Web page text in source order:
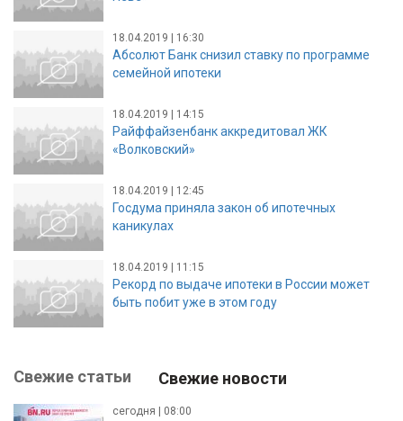
18.04.2019 | 16:30
Абсолют Банк снизил ставку по программе
семейной ипотеки
18.04.2019 | 14:15
Райффайзенбанк аккредитовал ЖК
«Волковский»
18.04.2019 | 12:45
Госдума приняла закон об ипотечных
каникулах
18.04.2019 | 11:15
Рекорд по выдаче ипотеки в России может
быть побит уже в этом году
Свежие статьи Свежие новости
сегодня | 08:00